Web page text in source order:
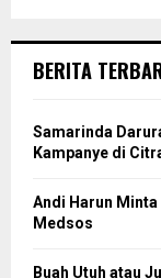
BERITA
Samarinda
Kampanye di
Andi Harun
Medsos
Buah Utuh atau